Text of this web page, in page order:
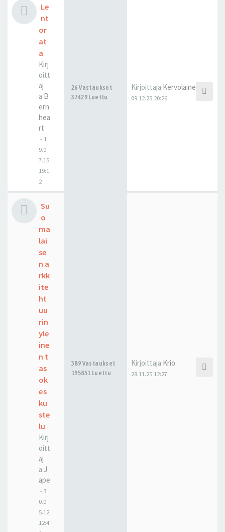
Le
nt
or
at
a
Kirj
oitt
aj
a B
ern
hea
rt
- 1
9.0
7.15
19:1
2
26 Vastaukset
37429 Luettu
Kirjoittaja Kervolainen
09.12.25 20:26
Su
o
ma
lai
se
n a
rkk
ite
ht
uu
rin
yle
ine
n t
as
ok
es
ku
ste
lu
Kirj
oitt
aj
a J
ape
-3
0.0
5.12
12:4
389 Vastaukset
195851 Luettu
Kirjoittaja Krio
28.11.25 12:27